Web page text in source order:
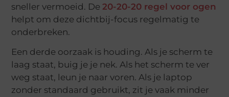
sneller vermoeid. De 20-20-20 regel voor ogen
helpt om deze dichtbij-focus regelmatig te
onderbreken.
Een derde oorzaak is houding. Als je scherm te
laag staat, buig je je nek. Als het scherm te ver
weg staat, leun je naar voren. Als je laptop
zonder standaard gebruikt, zit je vaak minder